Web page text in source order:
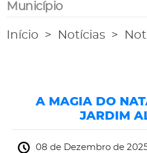
Município
Início Notícias
A MAGIA DO
JARDIM
08 de Dezembro de